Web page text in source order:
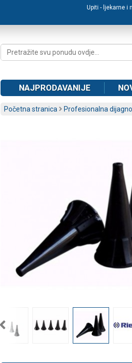
Upiti - ljekarne i
NAJPRODAVANIJE
Početna stranica Profesionalna
Profesionalni kompresorski inhalator
Rossmax NB-500